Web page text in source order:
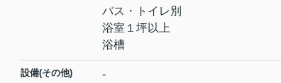
バス・トイレ別
浴室１坪以上
浴槽
設備(その他) -